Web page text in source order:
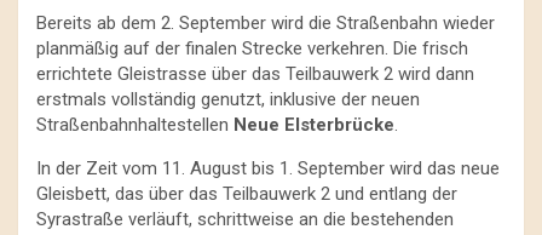
Bereits ab dem 2. September wird die Straßenbahn wieder
planmäßig auf der finalen Strecke verkehren. Die frisch
errichtete Gleistrasse über das Teilbauwerk 2 wird dann
erstmals vollständig genutzt, inklusive der neuen
Straßenbahnhaltestellen Neue Elsterbrücke.
In der Zeit vom 11. August bis 1. September wird das neue
Gleisbett, das über das Teilbauwerk 2 und entlang der
Syrastraße verläuft, schrittweise an die bestehenden